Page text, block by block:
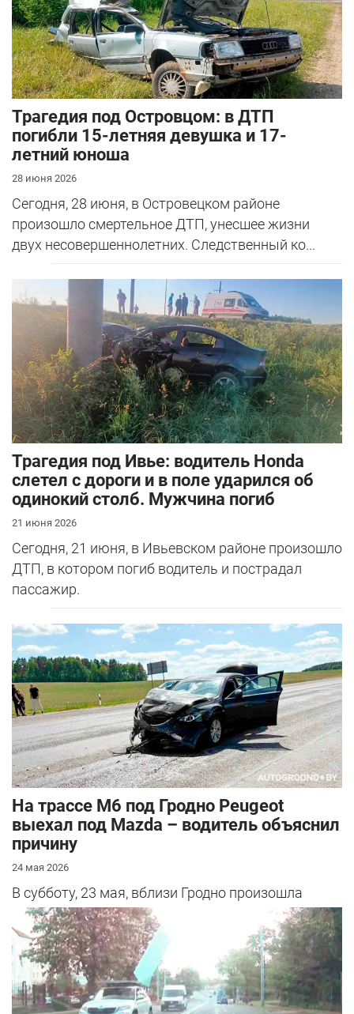
Трагедия под Островцом: в ДТП
погибли 15-летняя девушка и 17-
летний юноша
28 июня 2026
Сегодня, 28 июня, в Островецком районе
произошло смертельное ДТП, унесшее жизни
двух несовершеннолетних. Следственный ко...
Трагедия под Ивье: водитель Honda
слетел с дороги и в поле ударился об
одинокий столб. Мужчина погиб
21 июня 2026
Сегодня, 21 июня, в Ивьевском районе произошло
ДТП, в котором погиб водитель и пострадал
пассажир.
На трассе М6 под Гродно Peugeot
выехал под Mazda – водитель объяснил
причину
24 мая 2026
В субботу, 23 мая, вблизи Гродно произошла
серьезная авария – столкнулись Mazda и
Peugeot. Читатель АвтоГродно поделился...